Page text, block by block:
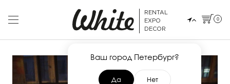
RENTAL
EXPO
DECOR
Ваш город Петербург?
Да Нет
0